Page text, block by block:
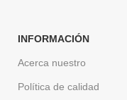
INFORMACIÓN
Acerca nuestro
Política de calidad